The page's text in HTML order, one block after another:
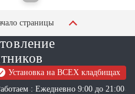
страницы
Установка на ВСЕХ кладбищах
: Ежедневно 9:00 до 21:00